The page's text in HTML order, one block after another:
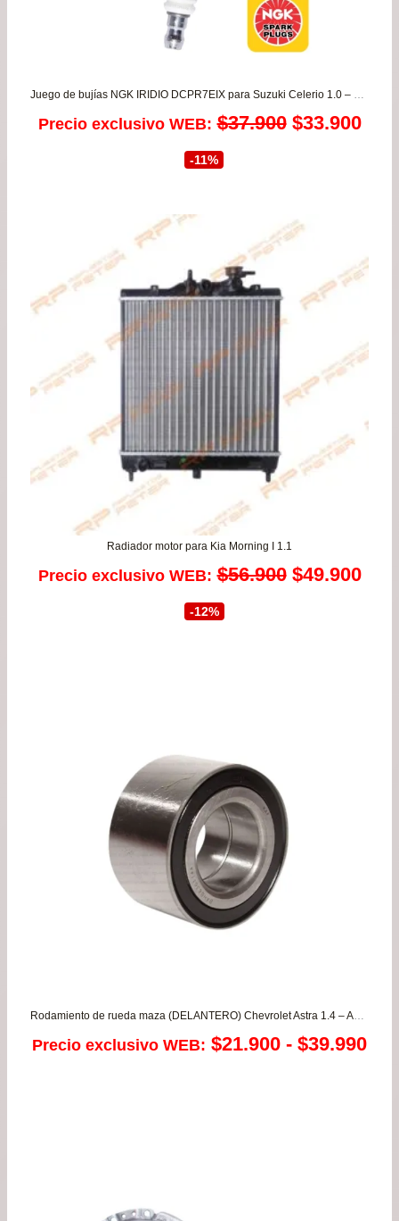
Precio exclusivo WEB: $37.900 El
era:
$37.900.
$33.900El
-11%
Radiador motor para Kia Morning I 1.1
Precio exclusivo WEB: $56.900 El
$49.900El
-12%
Rodamiento de rueda maza (DELANTERO) Chevrolet Astra 1.4 – Aveo 1.4 – Sail 1.4 – Spark GT 1.2
Precio exclusivo WEB: $21.900 - $39.990